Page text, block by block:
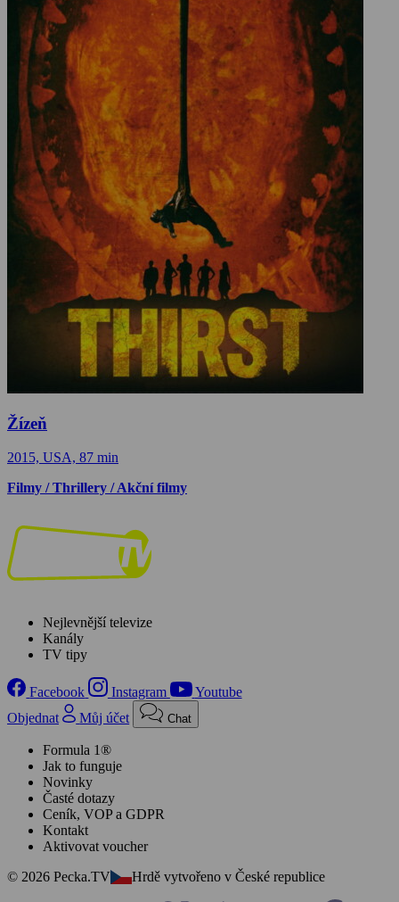
Žízeň
2015, USA, 87 min
Filmy / Thrillery / Akční filmy
Nejlevnější televize
Kanály
TV tipy
Facebook Instagram
Youtube
Objednat
Můj účet Chat
Formula 1®
Jak to funguje
Novinky
Časté dotazy
Ceník, VOP a GDPR
Kontakt
Aktivovat voucher
© 2026 Pecka.TV
Hrdě vytvořeno v České republice